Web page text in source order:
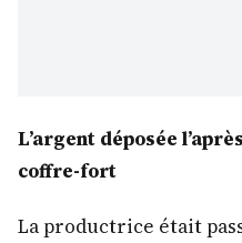
L’argent déposée
coffre-fort
La productrice était